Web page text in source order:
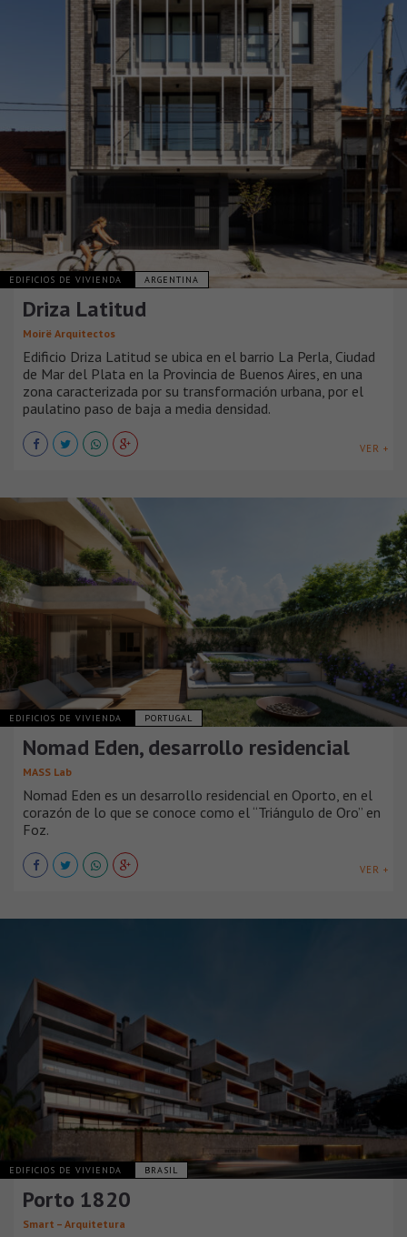
EDIFICIOS DE VIVIENDA ARGENTINA
Driza Latitud
Moirë Arquitectos
Edificio Driza Latitud se ubica en el barrio La Perla, Ciudad
de Mar del Plata en la Provincia de Buenos Aires, en una
zona caracterizada por su transformación urbana, por el
paulatino paso de baja a media densidad.
VER +
EDIFICIOS DE VIVIENDA PORTUGAL
Nomad Eden, desarrollo residencial
MASS Lab
Nomad Eden es un desarrollo residencial en Oporto, en el
corazón de lo que se conoce como el “Triángulo de Oro” en
Foz.
VER +
EDIFICIOS DE VIVIENDA BRASIL
Porto 1820
Smart – Arquitetura